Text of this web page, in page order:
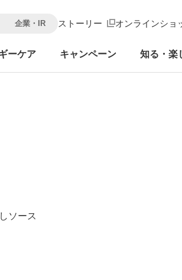
企業・IR ストーリー オンラインショ
ーケア キャンペーン 知る・楽
ソース